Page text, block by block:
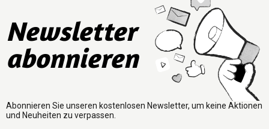
Newsletter
abonnieren
Abonnieren Sie unseren kostenlosen Newsletter, um keine Aktionen
und Neuheiten zu verpassen.